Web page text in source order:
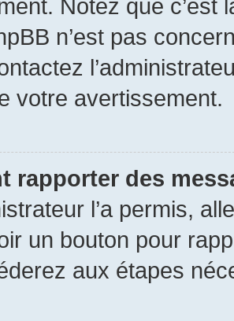
Notez que c’est
n’est pas
votre avertissement.
rapporter des
l’a permis,
un bouton pour
aux étapes